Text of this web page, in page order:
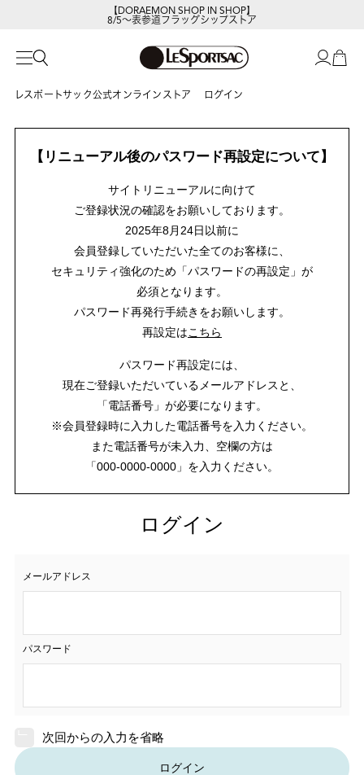
【DORAEMON SHOP IN SHOP】
8/5～表参道フラッグシップストア
レスポートサック公式オンラインストア ログイン
【リニューアル後のパスワード再設定について】
サイトリニューアルに向けて
ご登録状況の確認をお願いしております。
2025年8月24日以前に
会員登録していただいた全てのお客様に、
セキュリティ強化のため「パスワードの再設定」が
必須となります。
パスワード再発行手続きをお願いします。
再設定はこちら
パスワード再設定には、
現在ご登録いただいているメールアドレスと、
「電話番号」が必要になります。
※会員登録時に入力した電話番号を入力ください。
また電話番号が未入力、空欄の方は
「000-0000-0000」を入力ください。
ログイン
メールアドレス
パスワード
次回からの入力を省略
ログイン